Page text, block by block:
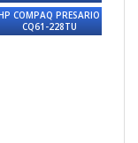
COMPAQ PRESARIO
CQ61-228TU